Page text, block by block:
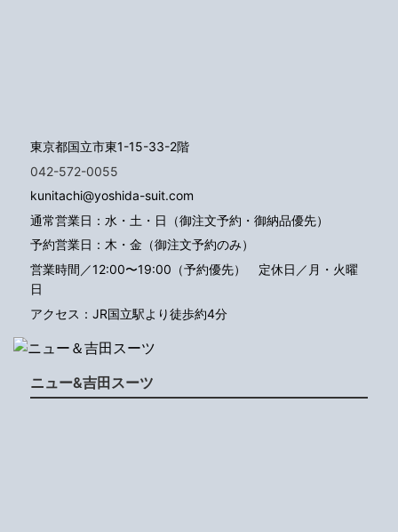
東京都国立市東1-15-33-2階
042-572-0055
kunitachi@yoshida-suit.com
通常営業日：水・土・日（御注文予約・御納品優先）
予約営業日：木・金（御注文予約のみ）
営業時間／12:00〜19:00（予約優先） 定休日／月・火曜
日
アクセス：JR国立駅より徒歩約4分
ニュー&吉田スーツ